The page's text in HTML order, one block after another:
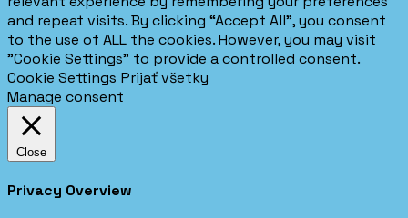
and repeat visits. By clicking “Accept All”, you consent
to the use of ALL the cookies. However, you may visit
"Cookie Settings" to provide a controlled consent.
Cookie Settings Prijať všetky
Manage consent
Close
Privacy Overview